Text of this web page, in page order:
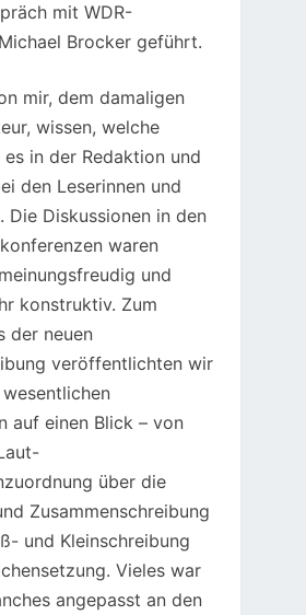
mit WDR-
Brocker geführt.
mir, dem damaligen
wissen, welche
es in der Redaktion und
den Leserinnen und
Die Diskussionen in den
waren
und
konstruktiv. Zum
der neuen
veröffentlichten wir
auf einen Blick – von
über die
Zusammenschreibung
und Kleinschreibung
Vieles war
angepasst an den